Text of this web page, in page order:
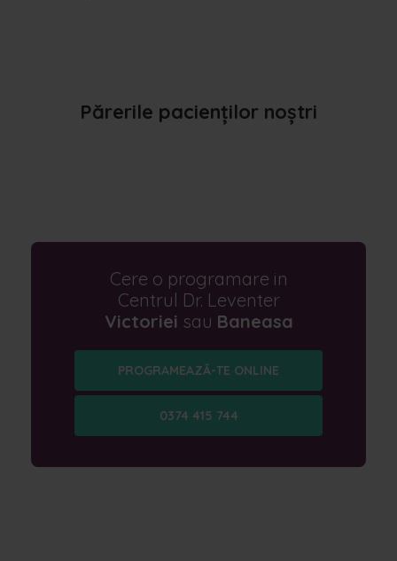
Părerile pacienților noștri
Cere o programare in
Centrul Dr. Leventer
Victoriei sau Baneasa
PROGRAMEAZĂ-TE ONLINE
0374 415 744